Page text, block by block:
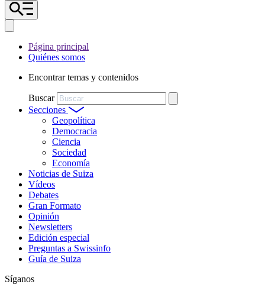
Página principal
Quiénes somos
Encontrar temas y contenidos
Buscar
Secciones
Geopolítica
Democracia
Ciencia
Sociedad
Economía
Noticias de Suiza
Vídeos
Debates
Gran Formato
Opinión
Newsletters
Edición especial
Preguntas a Swissinfo
Guía de Suiza
Síganos